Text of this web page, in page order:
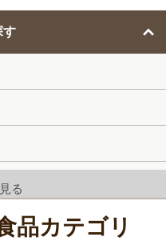
索
す
る
品カテゴリ